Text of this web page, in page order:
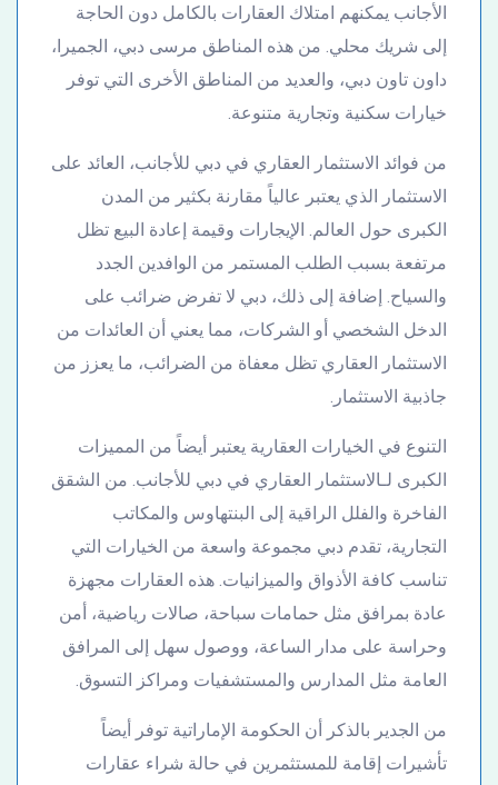
الأجانب يمكنهم امتلاك العقارات بالكامل دون الحاجة
إلى شريك محلي. من هذه المناطق مرسى دبي، الجميرا،
داون تاون دبي، والعديد من المناطق الأخرى التي توفر
خيارات سكنية وتجارية متنوعة.
من فوائد الاستثمار العقاري في دبي للأجانب، العائد على
الاستثمار الذي يعتبر عالياً مقارنة بكثير من المدن
الكبرى حول العالم. الإيجارات وقيمة إعادة البيع تظل
مرتفعة بسبب الطلب المستمر من الوافدين الجدد
والسياح. إضافة إلى ذلك، دبي لا تفرض ضرائب على
الدخل الشخصي أو الشركات، مما يعني أن العائدات من
الاستثمار العقاري تظل معفاة من الضرائب، ما يعزز من
جاذبية الاستثمار.
التنوع في الخيارات العقارية يعتبر أيضاً من المميزات
الكبرى لـالاستثمار العقاري في دبي للأجانب. من الشقق
الفاخرة والفلل الراقية إلى البنتهاوس والمكاتب
التجارية، تقدم دبي مجموعة واسعة من الخيارات التي
تناسب كافة الأذواق والميزانيات. هذه العقارات مجهزة
عادة بمرافق مثل حمامات سباحة، صالات رياضية، أمن
وحراسة على مدار الساعة، ووصول سهل إلى المرافق
العامة مثل المدارس والمستشفيات ومراكز التسوق.
من الجدير بالذكر أن الحكومة الإماراتية توفر أيضاً
تأشيرات إقامة للمستثمرين في حالة شراء عقارات